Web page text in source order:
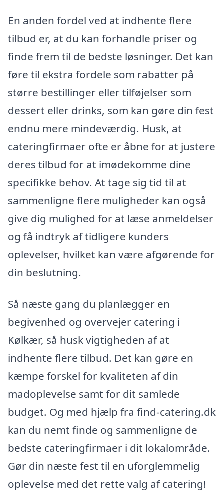
En anden fordel ved at indhente flere
tilbud er, at du kan forhandle priser og
finde frem til de bedste løsninger. Det kan
føre til ekstra fordele som rabatter på
større bestillinger eller tilføjelser som
dessert eller drinks, som kan gøre din fest
endnu mere mindeværdig. Husk, at
cateringfirmaer ofte er åbne for at justere
deres tilbud for at imødekomme dine
specifikke behov. At tage sig tid til at
sammenligne flere muligheder kan også
give dig mulighed for at læse anmeldelser
og få indtryk af tidligere kunders
oplevelser, hvilket kan være afgørende for
din beslutning.
Så næste gang du planlægger en
begivenhed og overvejer catering i
Kølkær, så husk vigtigheden af at
indhente flere tilbud. Det kan gøre en
kæmpe forskel for kvaliteten af din
madoplevelse samt for dit samlede
budget. Og med hjælp fra find-catering.dk
kan du nemt finde og sammenligne de
bedste cateringfirmaer i dit lokalområde.
Gør din næste fest til en uforglemmelig
oplevelse med det rette valg af catering!